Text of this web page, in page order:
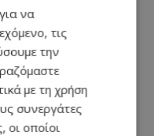
να
τις
την
με τη χρήση
συνεργάτες
οι οποίοι